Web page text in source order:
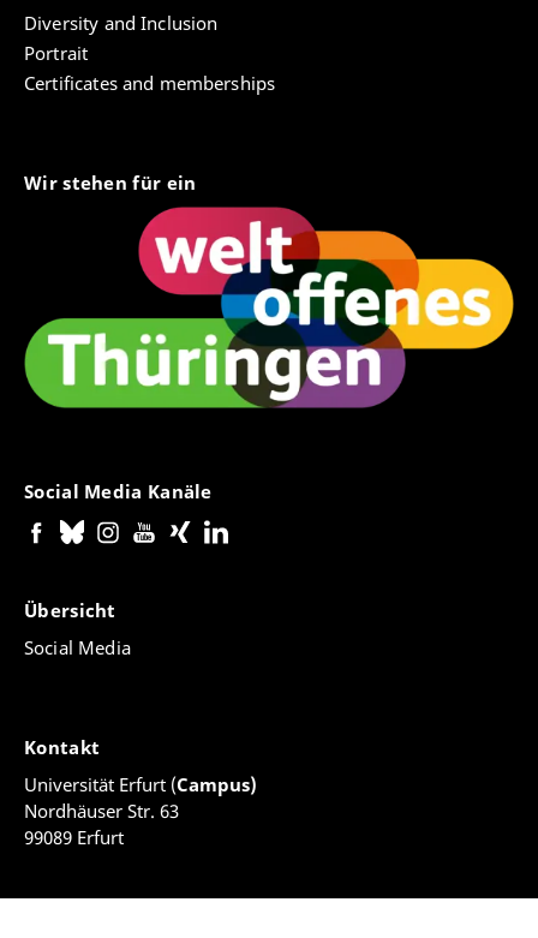
Diversity and Inclusion
Portrait
Certificates and memberships
Wir stehen für ein
Social Media Kanäle
Übersicht
Social Media
Kontakt
Universität Erfurt (Campus)
Nordhäuser Str. 63
99089 Erfurt